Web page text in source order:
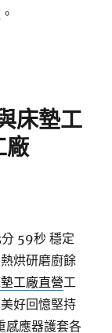
床墊工
廠
59秒 穩定
烘研磨廚餘
工廠直營工
好回憶堅持
感應器護套各